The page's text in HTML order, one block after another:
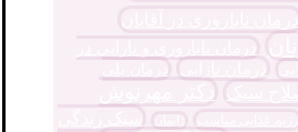
درمان ناباروری در آقایان
درمان ناباروری و نارایی در
درمان نازایی
درمان پلی
سبک
دکتر مهرنوش
رژیم غذایی مناسب زایمان
سبک زندگی